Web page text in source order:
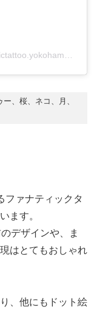
FANATIC TATTOO YOKOHAMA(@fanatictattoo.yokohama)がシェアした投稿
、桜、ネコ、月、
ファナティックタ
ます。
デザインや、ま
はとてもおしゃれ
、他にもドット絵